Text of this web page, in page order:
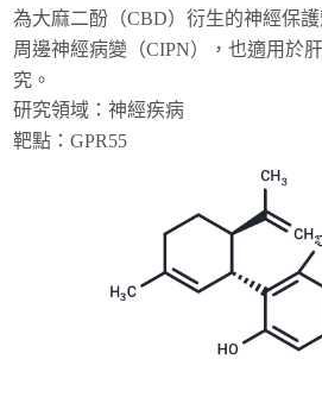
為大麻二酚（CBD）衍生的神經保
周邊神經病變（CIPN），也適用於
究。
研究領域：神經疾病
靶點：GPR55